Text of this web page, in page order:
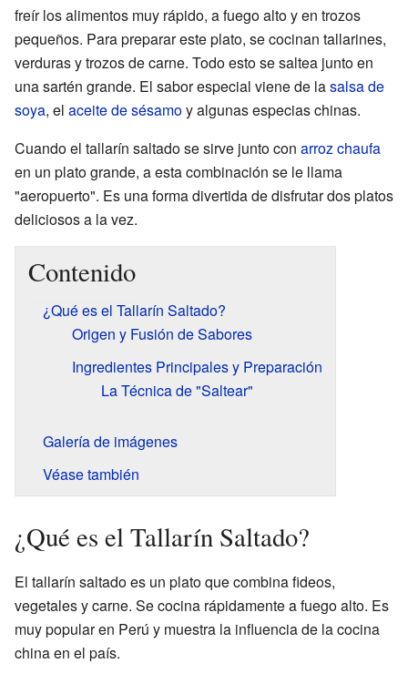
freír los alimentos muy rápido, a fuego alto y en trozos
pequeños. Para preparar este plato, se cocinan tallarines,
verduras y trozos de carne. Todo esto se saltea junto en
una sartén grande. El sabor especial viene de lasalsa de
soya, el aceite de sésamoy algunas especias chinas.
Cuando el tallarín saltado se sirve junto con arroz chaufa
en un plato grande, a esta combinación se le llama
"aeropuerto". Es una forma divertida de disfrutar dos platos
deliciosos a la vez.
Contenido
¿Qué es el Tallarín Saltado?
Origen y Fusión de Sabores
Ingredientes Principales y Preparación
La Técnica de "Saltear"
Galería de imágenes
Véase también
¿Qué es el Tallarín Saltado?
El tallarín saltado es un plato que combina fideos,
vegetales y carne. Se cocina rápidamente a fuego alto. Es
muy popular en Perú y muestra la influencia de la cocina
china en el país.